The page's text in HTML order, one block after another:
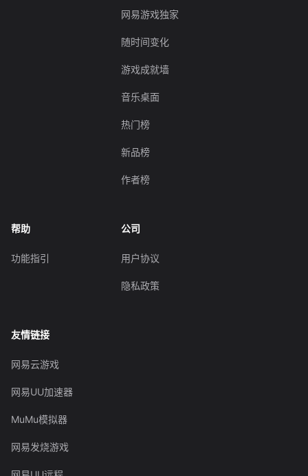
网易游戏独家
随时间变化
游戏成就墙
音乐桌面
热门榜
新品榜
作者榜
帮助
功能指引
公司
用户协议
隐私政策
友情链接
网易云游戏
网易UU加速器
MuMu模拟器
网易发烧游戏